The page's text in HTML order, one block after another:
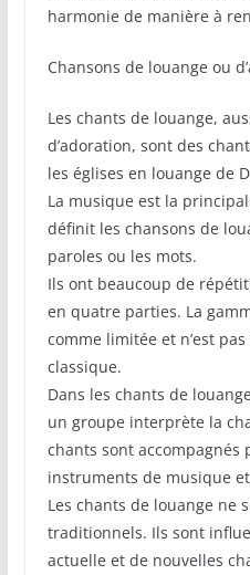
harmonie de manière à
Chansons de louange ou
Les chants de louange,
d’adoration, sont des
les églises en louange de
La musique est la
définit les chansons de
paroles ou les mots.
Ils ont beaucoup de
en quatre parties. La
comme limitée et n’est
classique.
Dans les chants de
un groupe interprète la
chants sont accompagnés
instruments de musique
Les chants de louange ne
traditionnels. Ils sont
actuelle et de nouvelles